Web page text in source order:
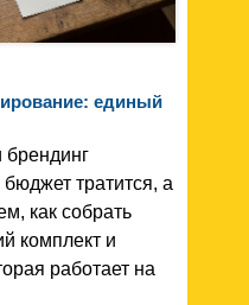
единый
брендинг
тратится, а
как собрать
комплект и
работает на